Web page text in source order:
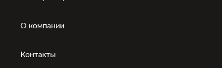
О компании
Контакты